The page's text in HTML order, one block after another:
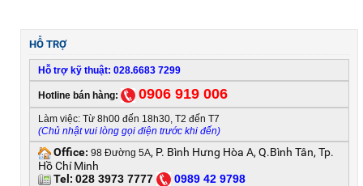
HỖ TRỢ
Hỗ trợ kỹ thuật: 028.6683 7299
Hotline bán hàng: 0906 919 006
Làm việc: Từ 8h00 đến 18h30, T2 đến T7
(Chủ nhật vui lòng gọi điện trước khi đến)
Office: 98 Đường 5A, P. Bình Hưng Hòa A, Q.Bình Tân, Tp.
Hồ Chí Minh
Tel: 028 3973 7777 0989 42 9798